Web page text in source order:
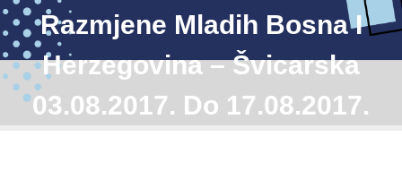
Razmjene Mladih Bosna I
Herzegovina – Švicarska
03.08.2017. Do 17.08.2017.